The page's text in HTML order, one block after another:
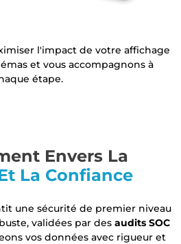
l'impact de votre affichage
et vous accompagnons à
étape.
Envers La
La Confiance
une sécurité de premier niveau
validées par des audits SOC
vos données avec rigueur et